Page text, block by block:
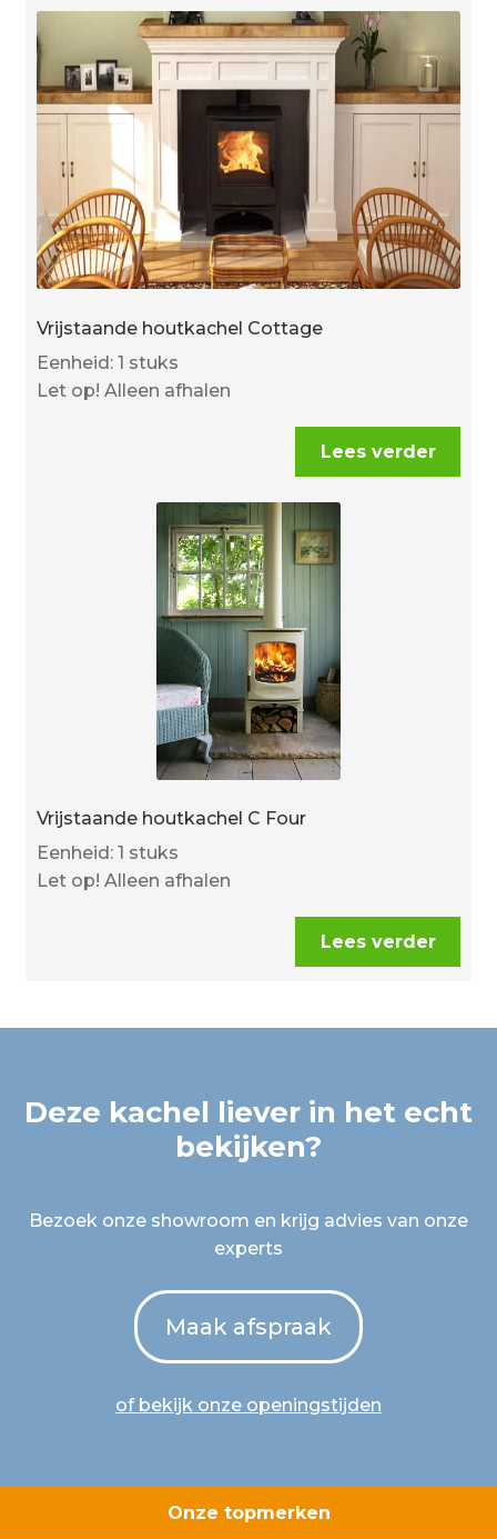
Vrijstaande houtkachel Cottage
Eenheid: 1 stuks
Let op! Alleen afhalen
Lees verder
Vrijstaande houtkachel C Four
Eenheid: 1 stuks
Let op! Alleen afhalen
Lees verder
Deze kachel liever in het echt
bekijken?
Bezoek onze showroom en krijg advies van onze
experts
Maak afspraak
of bekijk onze openingstijden
Onze topmerken